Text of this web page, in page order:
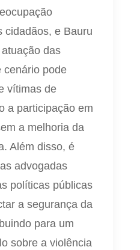
cidadãos, e Bauru
das
cenário pode
vítimas de
a participação em
a melhoria da
Além disso, é
advogadas
políticas públicas
a segurança da
para um
sobre a violência